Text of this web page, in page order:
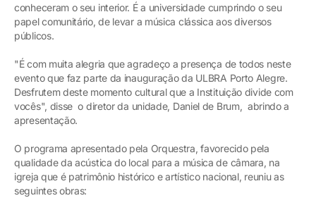
conheceram o seu interior. É a universidade cumprindo o seu
papel comunitário, de levar a música clássica aos diversos
públicos.
"É com muita alegria que agradeço a presença de todos neste
evento que faz parte da inauguração da ULBRA Porto Alegre.
Desfrutem deste momento cultural que a Instituição divide com
vocês", disse o diretor da unidade, Daniel de Brum, abrindo a
apresentação.
O programa apresentado pela Orquestra, favorecido pela
qualidade da acústica do local para a música de câmara, na
igreja que é patrimônio histórico e artístico nacional, reuniu as
seguintes obras: